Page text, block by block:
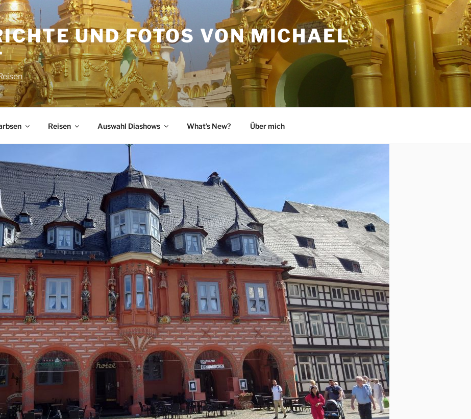
UND FOTOS VON MICHAEL
Reisen Auswahl Diashows What’s New? Über mich